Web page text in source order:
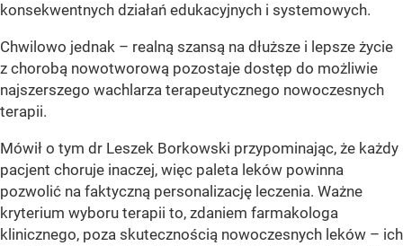
konsekwentnych działań edukacyjnych i systemowych.
Chwilowo jednak – realną szansą na dłuższe i lepsze życie
z chorobą nowotworową pozostaje dostęp do możliwie
najszerszego wachlarza terapeutycznego nowoczesnych
terapii.
Mówił o tym dr Leszek Borkowski przypominając, że każdy
pacjent choruje inaczej, więc paleta leków powinna
pozwolić na faktyczną personalizację leczenia. Ważne
kryterium wyboru terapii to, zdaniem farmakologa
klinicznego, poza skutecznością nowoczesnych leków – ich